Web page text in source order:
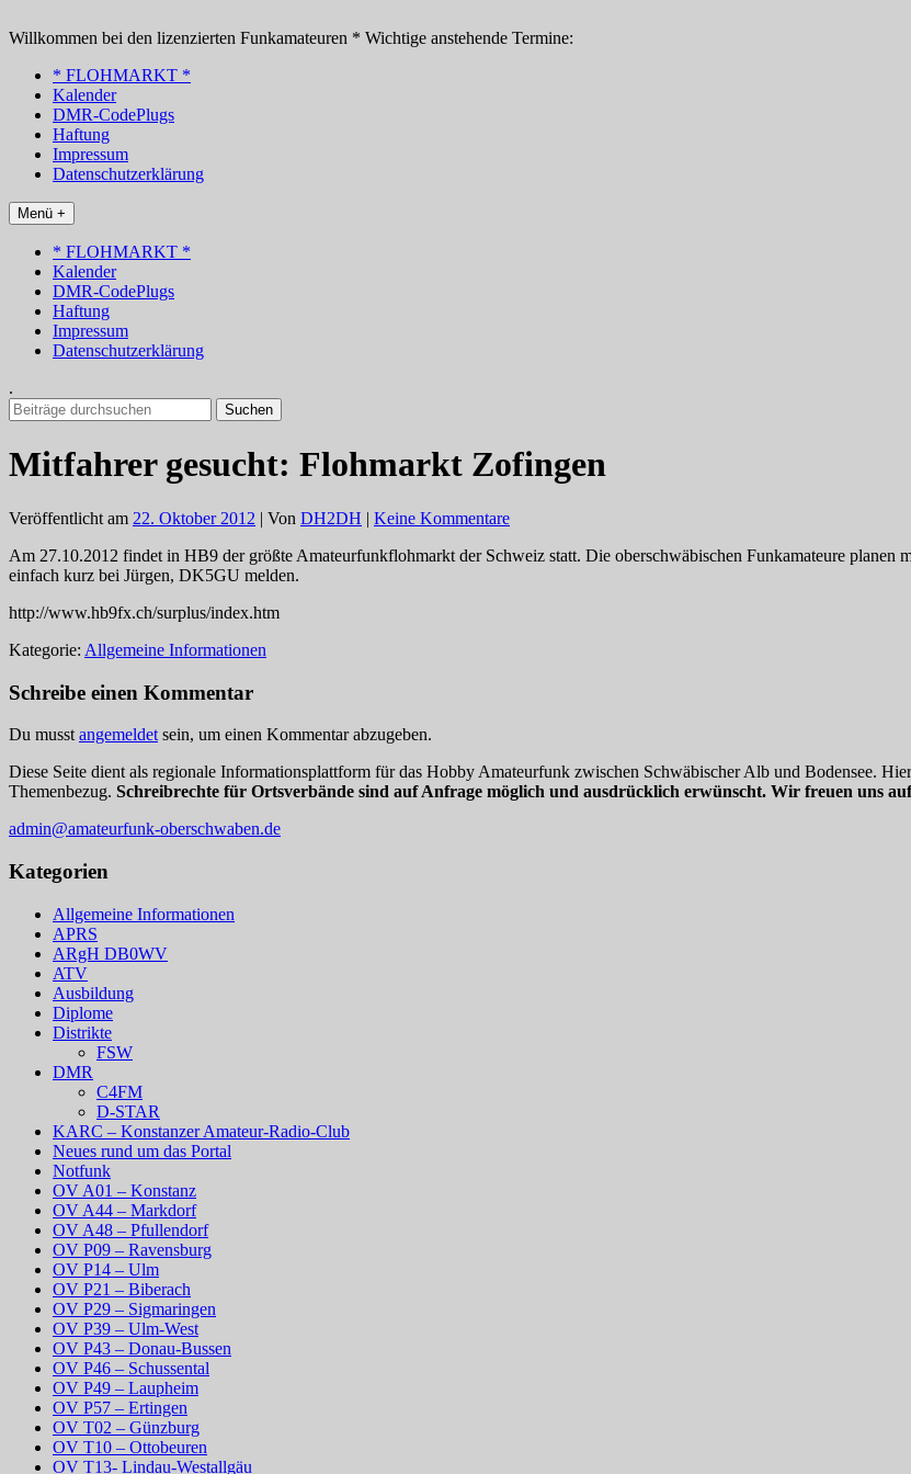
Inhalt
Willkommen bei den lizenzierten Funkamateuren * Wichtige anstehende Termine:
* FLOHMARKT *
Kalender
DMR-CodePlugs
Haftung
Impressum
Datenschutzerklärung
Menü +
* FLOHMARKT *
Kalender
DMR-CodePlugs
Haftung
Impressum
Datenschutzerklärung
.
Suchen
nach:
Mitfahrer gesucht: Flohmarkt Zofingen
Veröffentlicht am 22. Oktober 2012 | Von DH2DH | Keine Kommentare
Am 27.10.2012 findet in HB9 der größte Amateurfunkflohmarkt der Schweiz statt. Die oberschwäbischen Funkamateure planen
einfach kurz bei Jürgen, DK5GU melden.
http://www.hb9fx.ch/surplus/index.htm
Kategorie: Allgemeine Informationen
Schreibe einen Kommentar
Du musst angemeldet sein, um einen Kommentar abzugeben.
Diese Seite dient als regionale Informationsplattform für das Hobby Amateurfunk zwischen Schwäbischer Alb und Bodensee.
Themenbezug. Schreibrechte für Ortsverbände sind auf Anfrage möglich und ausdrücklich erwünscht. Wir freuen uns
admin@amateurfunk-oberschwaben.de
Kategorien
Allgemeine Informationen
APRS
ARgH DB0WV
ATV
Ausbildung
Diplome
Distrikte
FSW
DMR
C4FM
D-STAR
KARC – Konstanzer Amateur-Radio-Club
Neues rund um das Portal
Notfunk
OV A01 – Konstanz
OV A44 – Markdorf
OV A48 – Pfullendorf
OV P09 – Ravensburg
OV P14 – Ulm
OV P21 – Biberach
OV P29 – Sigmaringen
OV P39 – Ulm-West
OV P43 – Donau-Bussen
OV P46 – Schussental
OV P49 – Laupheim
OV P57 – Ertingen
OV T02 – Günzburg
OV T10 – Ottobeuren
OV T13- Lindau-Westallgäu